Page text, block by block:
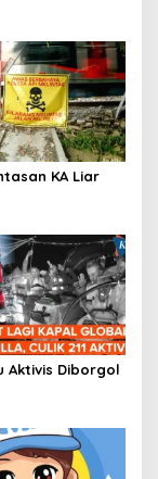
KA Liar
Aktivis Diborgol